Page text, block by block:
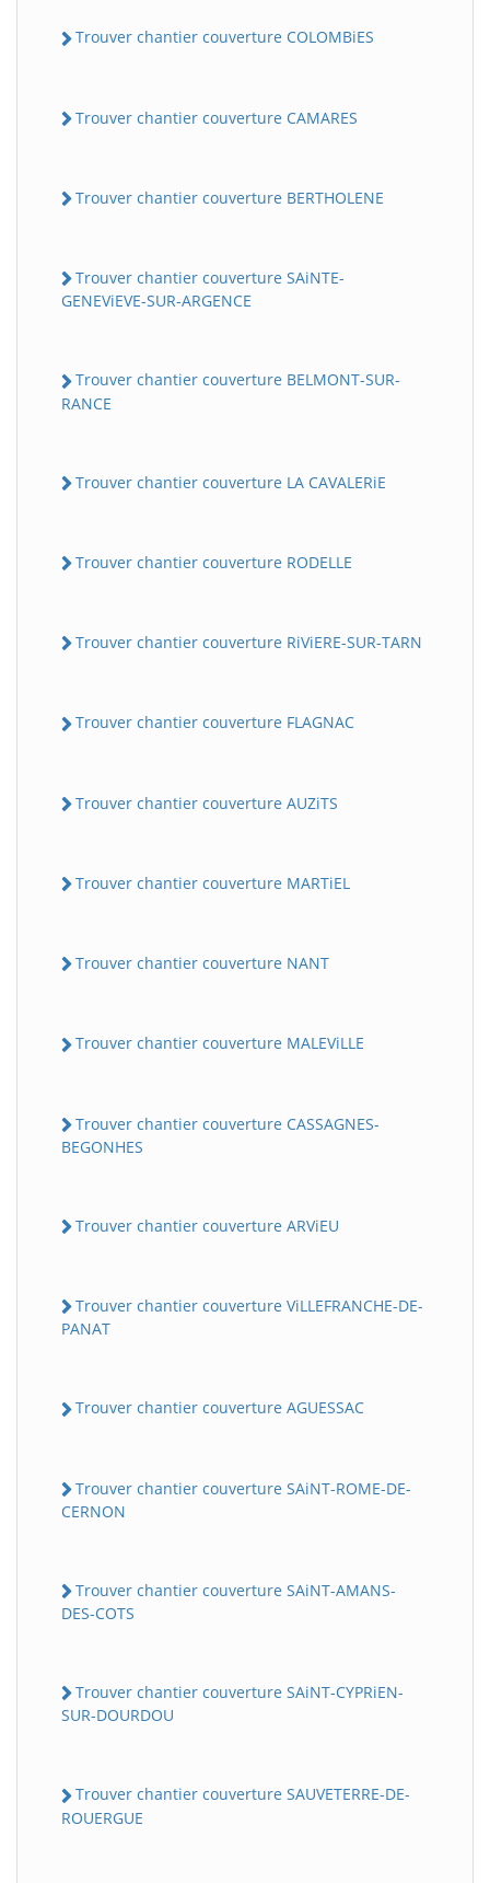
Trouver chantier couverture COLOMBiES
Trouver chantier couverture CAMARES
Trouver chantier couverture BERTHOLENE
Trouver chantier couverture SAiNTE-
GENEViEVE-SUR-ARGENCE
Trouver chantier couverture BELMONT-SUR-
RANCE
Trouver chantier couverture LA CAVALERiE
Trouver chantier couverture RODELLE
Trouver chantier couverture RiViERE-SUR-TARN
Trouver chantier couverture FLAGNAC
Trouver chantier couverture AUZiTS
Trouver chantier couverture MARTiEL
Trouver chantier couverture NANT
Trouver chantier couverture MALEViLLE
Trouver chantier couverture CASSAGNES-
BEGONHES
Trouver chantier couverture ARViEU
Trouver chantier couverture ViLLEFRANCHE-DE-
PANAT
Trouver chantier couverture AGUESSAC
Trouver chantier couverture SAiNT-ROME-DE-
CERNON
Trouver chantier couverture SAiNT-AMANS-
DES-COTS
Trouver chantier couverture SAiNT-CYPRiEN-
SUR-DOURDOU
Trouver chantier couverture SAUVETERRE-DE-
ROUERGUE